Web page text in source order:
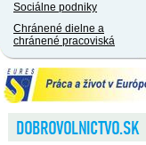
Sociálne podniky
Chránené dielne a
chránené pracoviská